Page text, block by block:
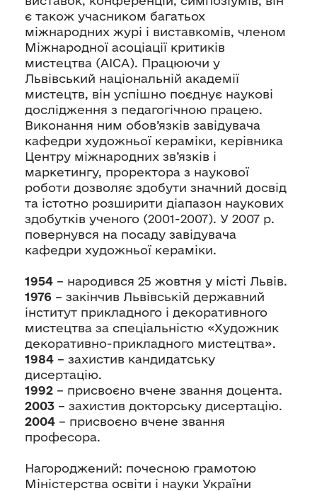
є також учасником багатьох
міжнародних журі і виставкомів, членом
Міжнародної асоціації критиків
мистецтва (АІСА). Працюючи у
Львівський національній академії
мистецтв, він успішно поєднує наукові
дослідження з педагогічною працею.
Виконання ним обов’язків завідувача
кафедри художньої кераміки, керівника
Центру міжнародних зв’язків і
маркетингу, проректора з наукової
роботи дозволяє здобути значний досвід
та істотно розширити діапазон наукових
здобутків ученого (2001-2007). У 2007 р.
повернувся на посаду завідувача
кафедри художньої кераміки.
1954 – народився 25 жовтня у місті Львів.
1976 – закінчив Львівській державний
інститут прикладного і декоративного
мистецтва за спеціальністю «Художник
декоративно-прикладного мистецтва».
1984 – захистив кандидатську
дисертацію.
1992 – присвоєно вчене звання доцента.
2003 – захистив докторську дисертацію.
2004 – присвоєно вчене звання
професора.
Нагороджений: почесною грамотою
Міністерства освіти і науки України